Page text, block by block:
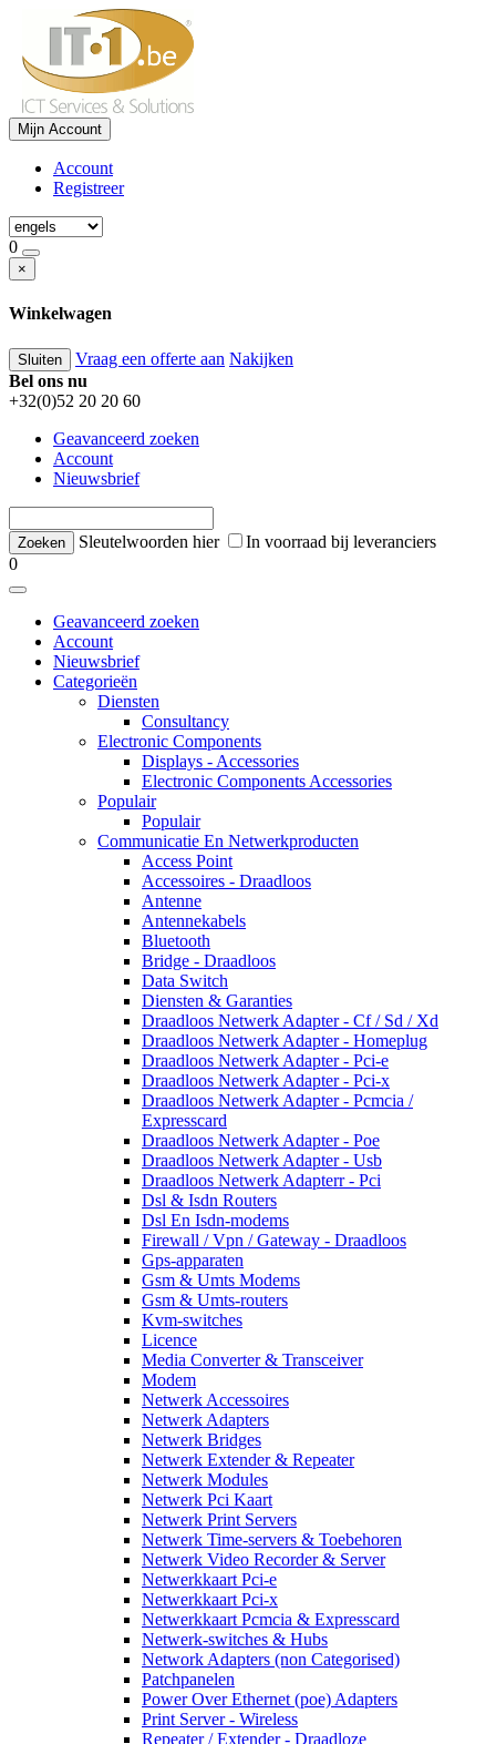
Mijn Account
Account
Registreer
0
×
Winkelwagen
Sluiten Vraag een offerte aan Nakijken
Bel ons nu
+32(0)52 20 20 60
Geavanceerd zoeken
Account
Nieuwsbrief
Sleutelwoorden hier
In voorraad bij leveranciers
0
Geavanceerd zoeken
Account
Nieuwsbrief
Categorieën
Diensten
Consultancy
Electronic Components
Displays - Accessories
Electronic Components Accessories
Populair
Populair
Communicatie En Netwerkproducten
Access Point
Accessoires - Draadloos
Antenne
Antennekabels
Bluetooth
Bridge - Draadloos
Data Switch
Diensten & Garanties
Draadloos Netwerk Adapter - Cf / Sd / Xd
Draadloos Netwerk Adapter - Homeplug
Draadloos Netwerk Adapter - Pci-e
Draadloos Netwerk Adapter - Pci-x
Draadloos Netwerk Adapter - Pcmcia /
Expresscard
Draadloos Netwerk Adapter - Poe
Draadloos Netwerk Adapter - Usb
Draadloos Netwerk Adapterr - Pci
Dsl & Isdn Routers
Dsl En Isdn-modems
Firewall / Vpn / Gateway - Draadloos
Gps-apparaten
Gsm & Umts Modems
Gsm & Umts-routers
Kvm-switches
Licence
Media Converter & Transceiver
Modem
Netwerk Accessoires
Netwerk Adapters
Netwerk Bridges
Netwerk Extender & Repeater
Netwerk Modules
Netwerk Pci Kaart
Netwerk Print Servers
Netwerk Time-servers & Toebehoren
Netwerk Video Recorder & Server
Netwerkkaart Pci-e
Netwerkkaart Pci-x
Netwerkkaart Pcmcia & Expresscard
Netwerk-switches & Hubs
Network Adapters (non Categorised)
Patchpanelen
Power Over Ethernet (poe) Adapters
Print Server - Wireless
Repeater / Extender - Draadloze